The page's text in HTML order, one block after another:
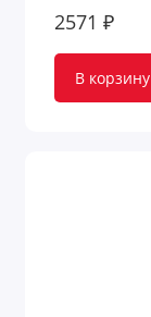
2571 ₽
В корзину